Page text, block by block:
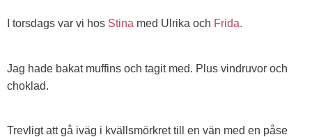
I torsdags var vi hos Stina med Ulrika och Frida.
Jag hade bakat muffins och tagit med. Plus vindruvor och
choklad.
Trevligt att gå iväg i kvällsmörkret till en vän med en påse